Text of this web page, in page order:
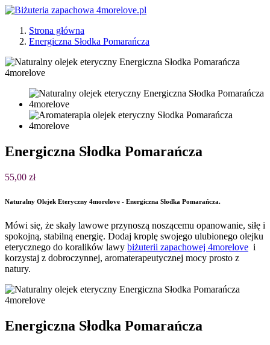
Strona główna
Energiczna Słodka Pomarańcza
Energiczna Słodka Pomarańcza
55,00 zł
Naturalny Olejek Eteryczny 4morelove - Energiczna Słodka Pomarańcza.
Mówi się, że skały lawowe przynoszą noszącemu opanowanie, siłę i
spokojną, stabilną energię. Dodaj kroplę swojego ulubionego olejku
eterycznego do koralików lawy biżuterii zapachowej 4morelove i
korzystaj z dobroczynnej, aromaterapeutycznej mocy prosto z
natury.
Energiczna Słodka Pomarańcza